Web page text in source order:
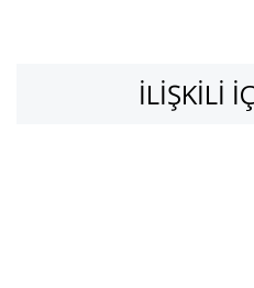
İLIŞKILI